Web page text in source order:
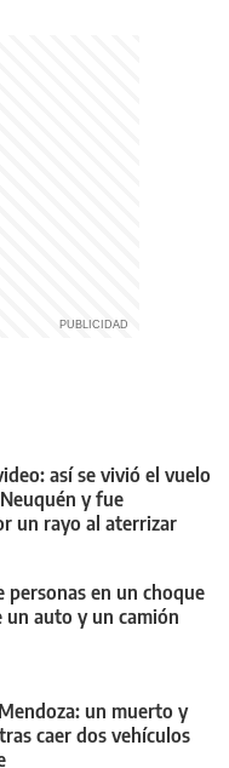
así se vivió el vuelo
y fue
un rayo al aterrizar
personas en un choque
auto y un camión
un muerto y
caer dos vehículos